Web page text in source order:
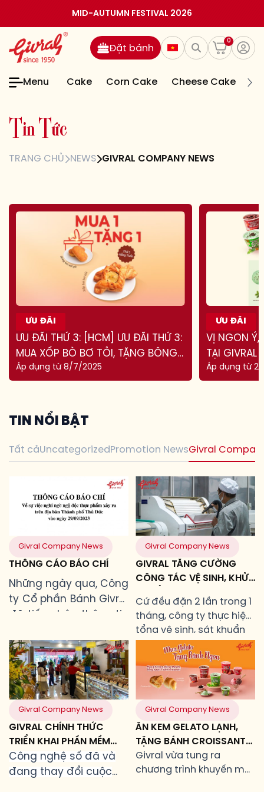
MID-AUTUMN FESTIVAL 2026
0
Đặt bánh
Menu Cake Corn Cake Cheese Cake
in Tức
TRANG CHỦ NEWS GIVRAL COMPANY NEWS
ƯU ĐÃI
ƯU ĐÃI THỨ 3: [HCM] ƯU ĐÃI THỨ 3:
MUA XỐP BÒ BƠ TỎI, TẶNG BÔNG
LAN SỢI GÀ
Áp dụng từ 8/7/2025
ƯU ĐÃI
VỊ NGON Ý,
TẠI GIVRAL
Áp dụng từ
TIN NỔI BẬT
Tất cảUncategorized Promotion NewsGivral
Givral Company News
THÔNG CÁO BÁO CHÍ
Những ngày qua, Công
ty Cổ phần Bánh Givral
đã tiếp nhận thông tin
nghi ngờ ngộ độc sau
đêm liên hoan Trung
thu tại một chung cư
thuộc phường An Phú,
TP.Thủ Đức, TP.HCM, có
liên quan đến một
trong các sản phẩm
của chúng tôi. Sự việc
xảy ra, dù bất cứ
Givral Company News
GIVRAL TĂNG CƯỜNG
CÔNG TÁC VỆ SINH, KHỬ
TRƯỜNG SẢN XUẤT AN
TOÀN
Cứ đều đặn 2 lần trong 1
tháng, công ty thực hiện
tổng vệ sinh, sát khuẩn
toàn môi trường sản
xuất bên cạnh các công
tác vệ sinh hàng ngày.
Givral Company News
GIVRAL CHÍNH THỨC
TRIỂN KHAI PHẦN MỀM
CHĂM SÓC KHÁCH HÀNG
ĐA KÊNH NHẰM NÂNG
Công nghệ số đã và
đang thay đổi cuộc
Givral Company News
ĂN KEM GELATO LẠNH,
TẶNG BÁNH CROISSANT
NGON HẾT Ý!
Givral vừa tung ra
chương trình khuyến mãi